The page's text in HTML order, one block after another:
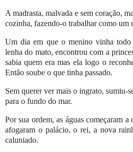
A madrasta, malvada e sem coração,
cozinha, fazendo-o trabalhar como um
Um dia em que o menino vinha todo
lenha do mato, encontrou com a
sabia quem era mas ela logo o
Então soube o que tinha passado.
Sem querer ver mais o ingrato, sumiu-
para o fundo do mar.
Por sua ordem, as águas começaram a
afogaram o palácio, o rei, a nova
caluniado.